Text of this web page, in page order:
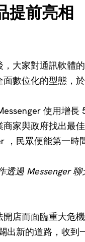
提前亮相
大家對通訊軟體
數位化的型態，
使用增
家與政府找出最
，民眾便能第一時
透過 Messenger
店而面臨重大危
出新的道路，收到